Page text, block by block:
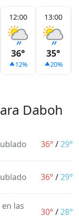
12:00
36°
12%
13:00
35°
20%
Daboh
36° /29°
36° /29°
las
30° /28°